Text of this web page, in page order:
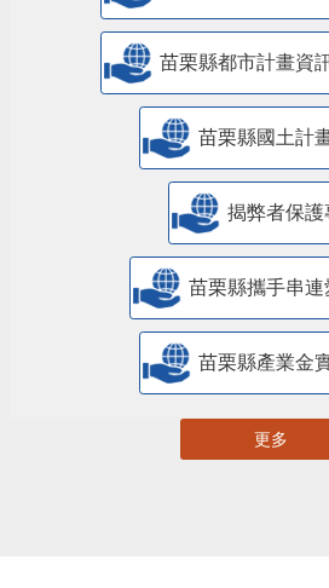
苗栗縣都市計畫資
苗栗縣國土計
揭弊者保護
苗栗縣攜手串連
苗栗縣產業金
更多